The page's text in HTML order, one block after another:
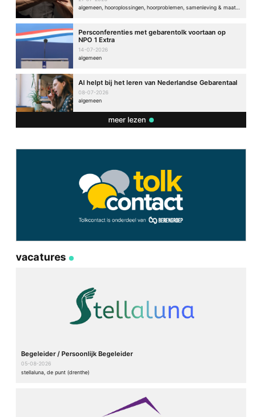
Persconferenties met gebarentolk voortaan op
NPO 1 Extra
14-07-2026
algemeen
AI helpt bij het leren van Nederlandse Gebarentaal
08-07-2026
algemeen
meer lezen
vacatures
Begeleider / Persoonlijk Begeleider
05-08-2026
stellaluna, de punt (drenthe)